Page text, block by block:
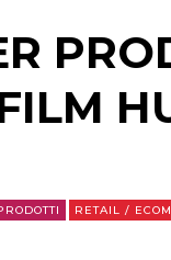
RETAIL /